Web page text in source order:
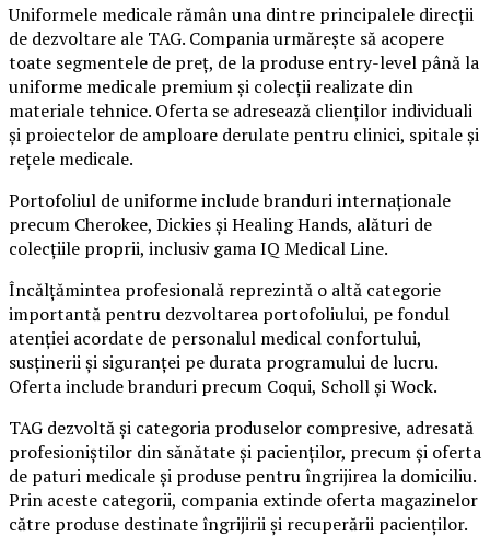
Uniformele medicale rămân una dintre principalele direcții
de dezvoltare ale TAG. Compania urmărește să acopere
toate segmentele de preț, de la produse entry-level până la
uniforme medicale premium și colecții realizate din
materiale tehnice. Oferta se adresează clienților individuali
și proiectelor de amploare derulate pentru clinici, spitale și
rețele medicale.
Portofoliul de uniforme include branduri internaționale
precum Cherokee, Dickies și Healing Hands, alături de
colecțiile proprii, inclusiv gama IQ Medical Line.
Încălțămintea profesională reprezintă o altă categorie
importantă pentru dezvoltarea portofoliului, pe fondul
atenției acordate de personalul medical confortului,
susținerii și siguranței pe durata programului de lucru.
Oferta include branduri precum Coqui, Scholl și Wock.
TAG dezvoltă și categoria produselor compresive, adresată
profesioniștilor din sănătate și pacienților, precum și oferta
de paturi medicale și produse pentru îngrijirea la domiciliu.
Prin aceste categorii, compania extinde oferta magazinelor
către produse destinate îngrijirii și recuperării pacienților.